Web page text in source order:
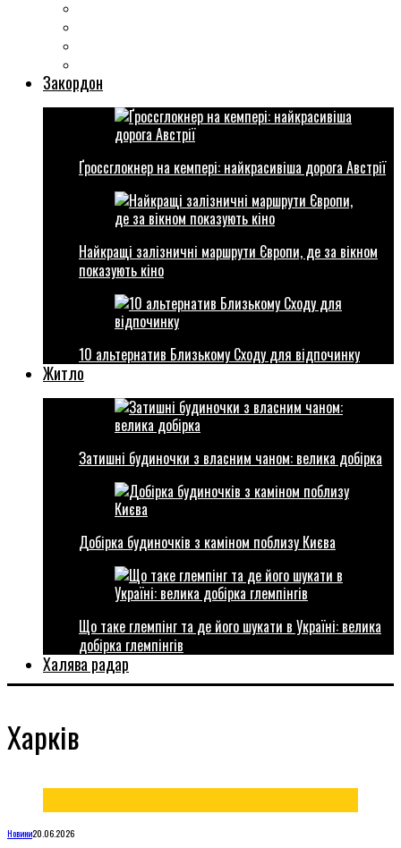
Закордон
Ґроссглокнер на кемпері: найкрасивіша дорога Австрії
Найкращі залізничні маршрути Європи, де за вікном
показують кіно
10 альтернатив Близькому Сходу для відпочинку
Житло
Затишні будиночки з власним чаном: велика добірка
Добірка будиночків з каміном поблизу Києва
Що таке глемпінг та де його шукати в Україні: велика
добірка глемпінгів
Халява радар
Харків
Новини20.06.2026